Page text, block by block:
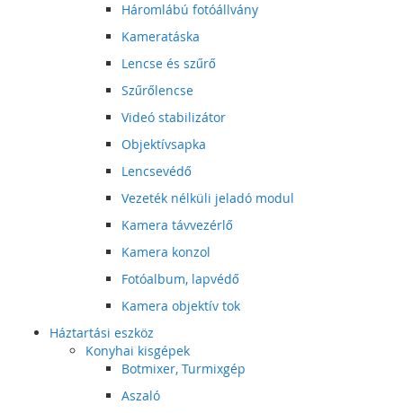
Háromlábú fotóállvány
Kameratáska
Lencse és szűrő
Szűrőlencse
Videó stabilizátor
Objektívsapka
Lencsevédő
Vezeték nélküli jeladó modul
Kamera távvezérlő
Kamera konzol
Fotóalbum, lapvédő
Kamera objektív tok
Háztartási eszköz
Konyhai kisgépek
Botmixer, Turmixgép
Aszaló